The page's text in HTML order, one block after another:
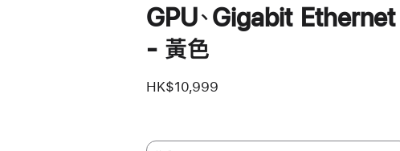
GPU、Gigabit Ethernet
- 黃色
HK$10,999